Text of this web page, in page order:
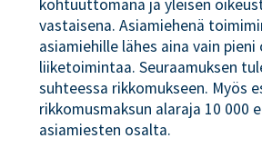
kohtuuttomana ja yleisen
vastaisena. Asiamiehenä
asiamiehille lähes aina vain pieni
liiketoimintaa. Seuraamuksen
suhteessa rikkomukseen. Myös
rikkomusmaksun alaraja 10 000
asiamiesten osalta.